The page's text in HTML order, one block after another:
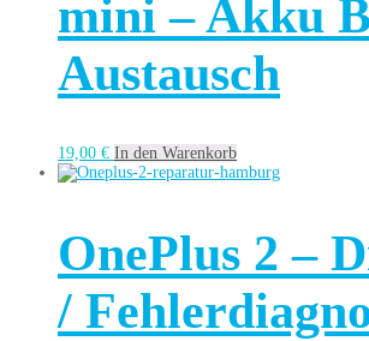
mini – Akku
Austausch
19,00 € In den Warenkorb
OnePlus 2 –
/